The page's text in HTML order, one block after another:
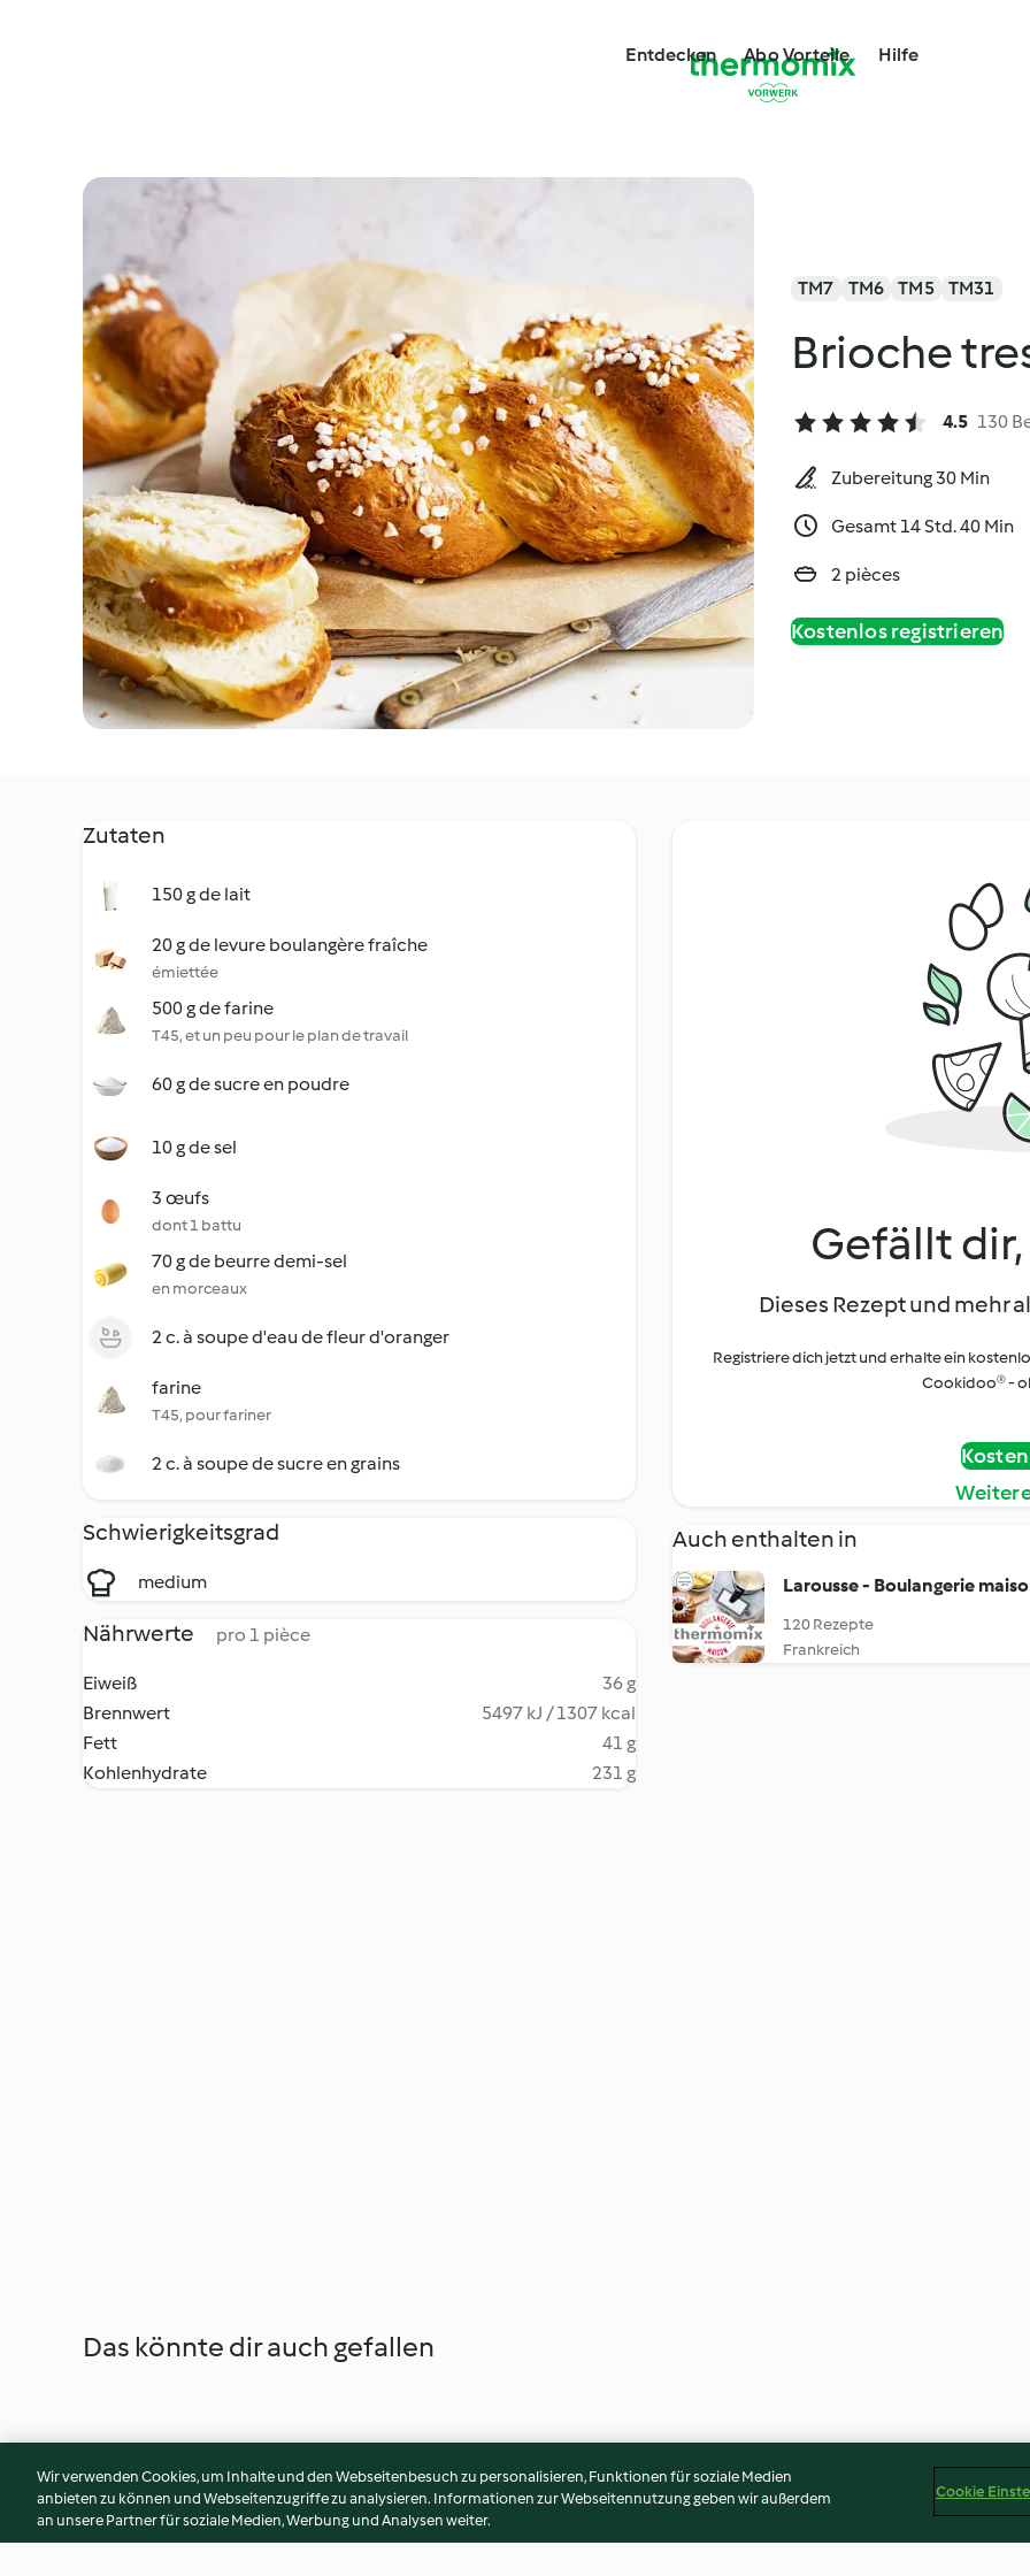
Entdecken Abo Vorteile Hilfe
TM7 TM6 TM5 TM31
Brioche
4.5 130
Zubereitung 30 Min
Gesamt 14 Std. 40 Min
2 pièces
Kostenlos registrieren
Zutaten
150 g de lait
20 g de levure boulangère fraîche
émiettée
500 g de farine
T45, et un peu pour le plan de travail
60 g de sucre en poudre
10 g de sel
3 œufs
dont 1 battu
70 g de beurre demi-sel
en morceaux
2 c. à soupe d'eau de fleur d'oranger
farine
T45, pour fariner
2 c. à soupe de sucre en grains
Schwierigkeitsgrad
medium
Nährwerte pro 1 pièce
Eiweiß
36 g
Brennwert
5497 kJ / 1307 kcal
Fett
41 g
Kohlenhydrate
231 g
Gefällt
Dieses Rezept und mehr
Registriere dich jetzt und erhalte ein
Cookidoo® -
Auch enthalten in
Larousse - Boulangerie
120 Rezepte
Frankreich
Das könnte dir auch gefallen
Wir verwenden Cookies, um Inhalte und den Webseitenbesuch zu personalisieren, Funktionen für soziale Medien
anbieten zu können und Webseitenzugriffe zu analysieren. Informationen zur Webseitennutzung geben wir außerdem
an unsere Partner für soziale Medien, Werbung und Analysen weiter.
Cookie